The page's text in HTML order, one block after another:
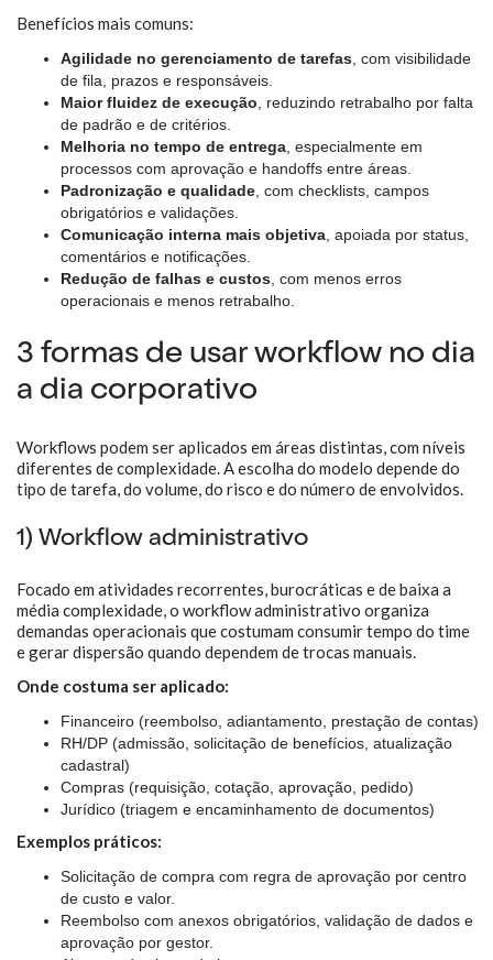
Benefícios mais comuns:
Agilidade no gerenciamento de tarefas , com visibilidade
de fila, prazos e responsáveis.
Maior fluidez de execução , reduzindo retrabalho por falta
de padrão e de critérios.
Melhoria no tempo de entrega , especialmente em
processos com aprovação e handoffs entre áreas.
Padronização e qualidade , com checklists, campos
obrigatórios e validações.
Comunicação interna mais objetiva , apoiada por status,
comentários e notificações.
Redução de falhas e custos , com menos erros
operacionais e menos retrabalho.
3 formas de usar workflow no dia
a dia corporativo
Workflows podem ser aplicados em áreas distintas, com níveis
diferentes de complexidade. A escolha do modelo depende do
tipo de tarefa, do volume, do risco e do número de envolvidos.
1) Workflow administrativo
Focado em atividades recorrentes, burocráticas e de baixa a
média complexidade, o workflow administrativo organiza
demandas operacionais que costumam consumir tempo do time
e gerar dispersão quando dependem de trocas manuais.
Onde costuma ser aplicado:
Financeiro (reembolso, adiantamento, prestação de contas)
RH/DP (admissão, solicitação de benefícios, atualização
cadastral)
Compras (requisição, cotação, aprovação, pedido)
Jurídico (triagem e encaminhamento de documentos)
Exemplos práticos:
Solicitação de compra com regra de aprovação por centro
de custo e valor.
Reembolso com anexos obrigatórios, validação de dados e
aprovação por gestor.